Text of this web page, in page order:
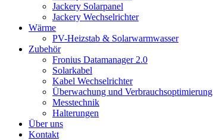
Jackery Solarpanel
Jackery Wechselrichter
Wärme
PV-Heizstab & Solarwarmwasser
Zubehör
Fronius Datamanager 2.0
Solarkabel
Kabel Wechselrichter
Überwachung und Verbrauchsoptimierung
Messtechnik
Halterungen
Über uns
Kontakt